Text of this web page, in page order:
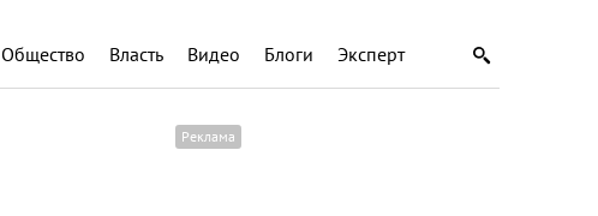
Общество Власть Видео Блоги Эксперт